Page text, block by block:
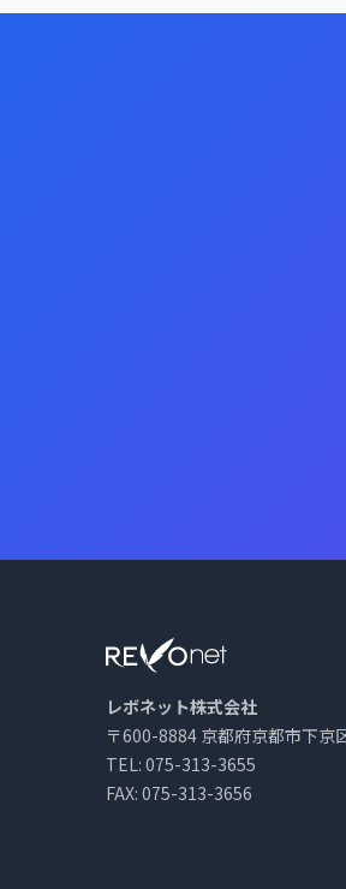
レボネット株式会社
〒600-8884 京都府京都市下京
TEL: 075-313-3655
FAX: 075-313-3656